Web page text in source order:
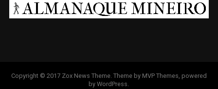
Copyright © 2017 Zox News Theme. Theme by MVP Themes, powered
by WordPress.